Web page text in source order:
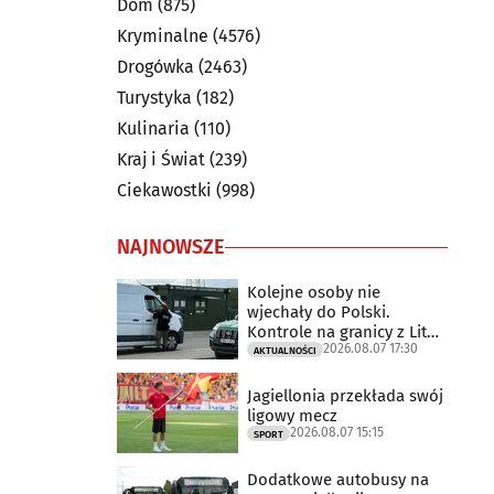
Dom (875)
Kryminalne (4576)
Drogówka (2463)
Turystyka (182)
Kulinaria (110)
Kraj i Świat (239)
Ciekawostki (998)
NAJNOWSZE
Kolejne osoby nie
wjechały do Polski.
Kontrole na granicy z Litwą
trwają
AKTUALNOŚCI 2026.08.07 17:30
Jagiellonia przekłada swój
ligowy mecz
SPORT 2026.08.07 15:15
Dodatkowe autobusy na